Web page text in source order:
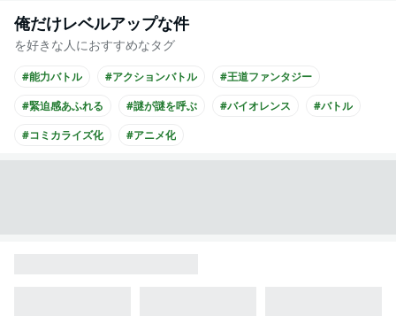
俺だけレベルアップな件
を好きな人におすすめなタグ
#能力バトル #アクションバトル
#王道ファンタジー
#緊迫感あふれる
#謎が謎を呼ぶ #バイオレンス
#バトル
#コミカライズ化
#アニメ化